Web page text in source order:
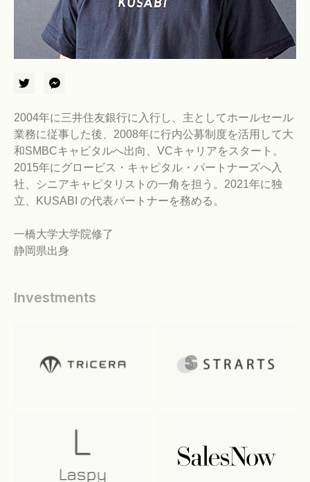
2004年に三井住友銀行に入行し、主としてホールセール
業務に従事した後、2008年に行内公募制度を活用して大
和SMBCキャピタルへ出向、VCキャリアをスタート。
2015年にグロービス・キャピタル・パートナーズへ入
社、シニアキャピタリストの一角を担う。2021年に独
立、KUSABI の代表パートナーを務める。
一橋大学大学院修了
静岡県出身
Investments